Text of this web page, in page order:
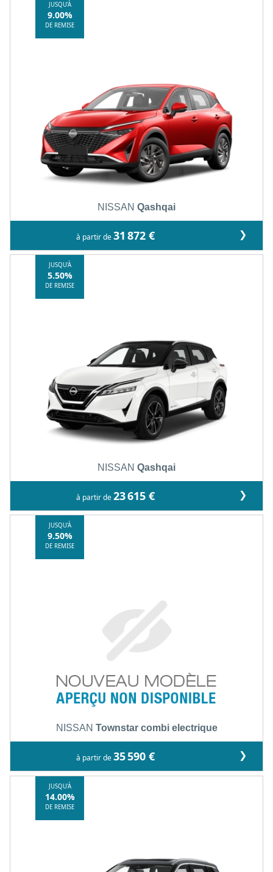
JUSQU'À
9.00%
DE REMISE
NISSAN Qashqai
à partir de31 872 € ❯
JUSQU'À
5.50%
DE REMISE
NISSAN Qashqai
à partir de23 615 € ❯
JUSQU'À
9.50%
DE REMISE
NISSAN Townstar combi electrique
à partir de35 590 € ❯
JUSQU'À
14.00%
DE REMISE